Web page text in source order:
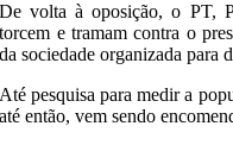
De volta à oposição, o PT,
torcem e tramam contra o
da sociedade organizada para
Até pesquisa para medir a
até então, vem sendo